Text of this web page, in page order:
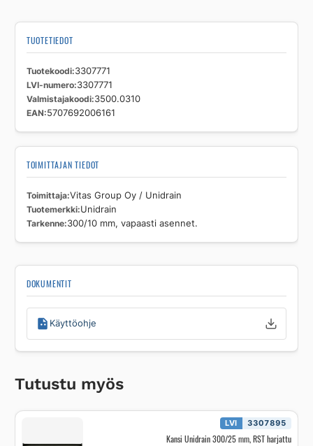
TUOTETIEDOT
Tuotekoodi 3307771
LVI-numero 3307771
Valmistajakoodi 3500.0310
EAN 5707692006161
TOIMITTAJAN TIEDOT
Toimittaja Vitas Group Oy / Unidrain
Tuotemerkki Unidrain
Tarkenne 300/10 mm, vapaasti asennet.
DOKUMENTIT
Käyttöohje
Tutustu myös
LVI 3307895
Kansi Unidrain 300/25 mm, RST harjattu